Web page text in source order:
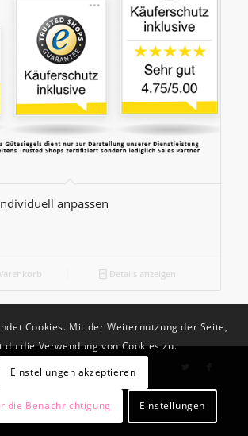
anpassen
Details anzeigen
Cookies. Mit der Weiternutzung der Seite,
du die Verwendung von Cookies zu.
Einstellungen akzeptieren
die Benachrichtigung Einstellungen